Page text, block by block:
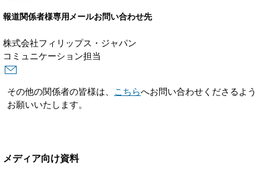
報道関係者様専用メールお問い合わせ先
株式会社フィリップス・ジャパン
コミュニケーション担当
その他の関係者の皆様は、 こちらへお問い合わせくださるよう
お願いいたします。
メディア向け資料